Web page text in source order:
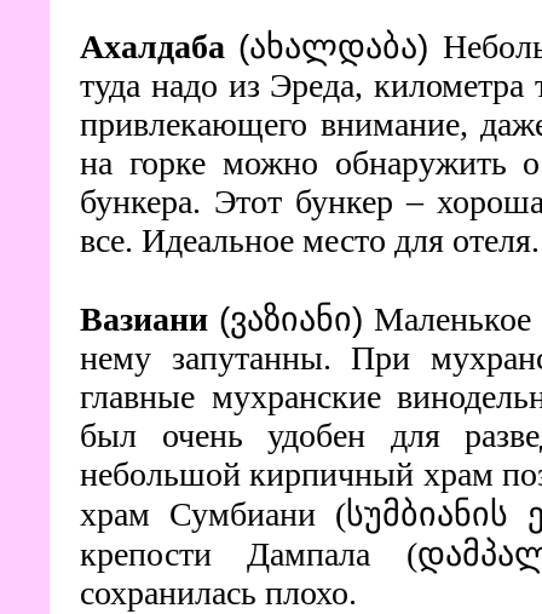
Ахалдаба (ახალდაბა)
туда надо из Эреда,
привлекающего внимание,
на горке можно обнаружить
бункера. Этот бункер –
все. Идеальное место для отеля.
Вазиани (ვაზიანი)Маленькое
нему запутанны. При
главные мухранские
был очень удобен для
небольшой кирпичный храм
храм Сумбиани (სუმბიანის
крепости Дампала
сохранилась плохо.